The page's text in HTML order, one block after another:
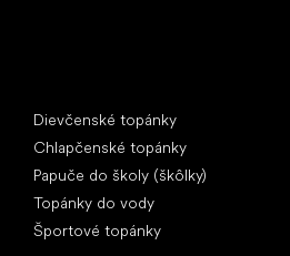
Dievčenské topánky
Chlapčenské topánky
Papuče do školy (škôlky)
Topánky do vody
Športové topánky